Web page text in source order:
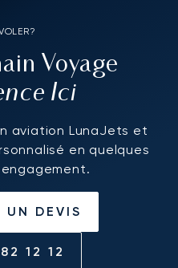
Voyage
Ici
aviation LunaJets et
en quelques
UN DEVIS
12 12